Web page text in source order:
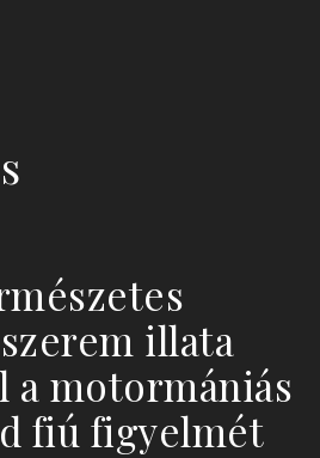
illata
a motormániás
fiú figyelmét